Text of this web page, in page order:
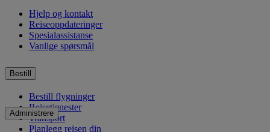
Hjelp og kontakt
Reiseoppdateringer
Spesialassistanse
Vanlige spørsmål
Bestill
Bestill flygninger
Reisetjenester
Transport
Planlegg reisen din
Administrere